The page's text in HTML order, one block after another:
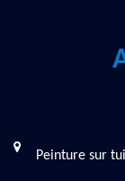
Peinture sur